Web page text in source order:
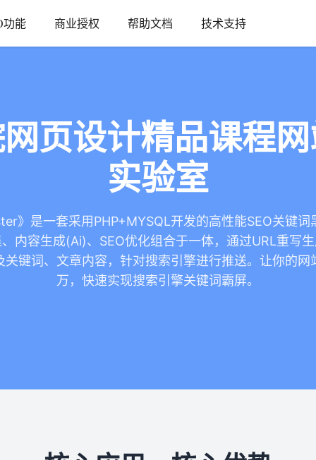
功能 商业授权 帮助文档 技术支持
页设计精品课程
实验室
》是一套采用PHP+MYSQL开发的高性能SEO关键词
内容生成(Ai)、SEO优化组合于一体，通过URL重写
关键词、文章内容，针对搜索引擎进行推送。让你的网
万，快速实现搜索引擎关键词霸屏。